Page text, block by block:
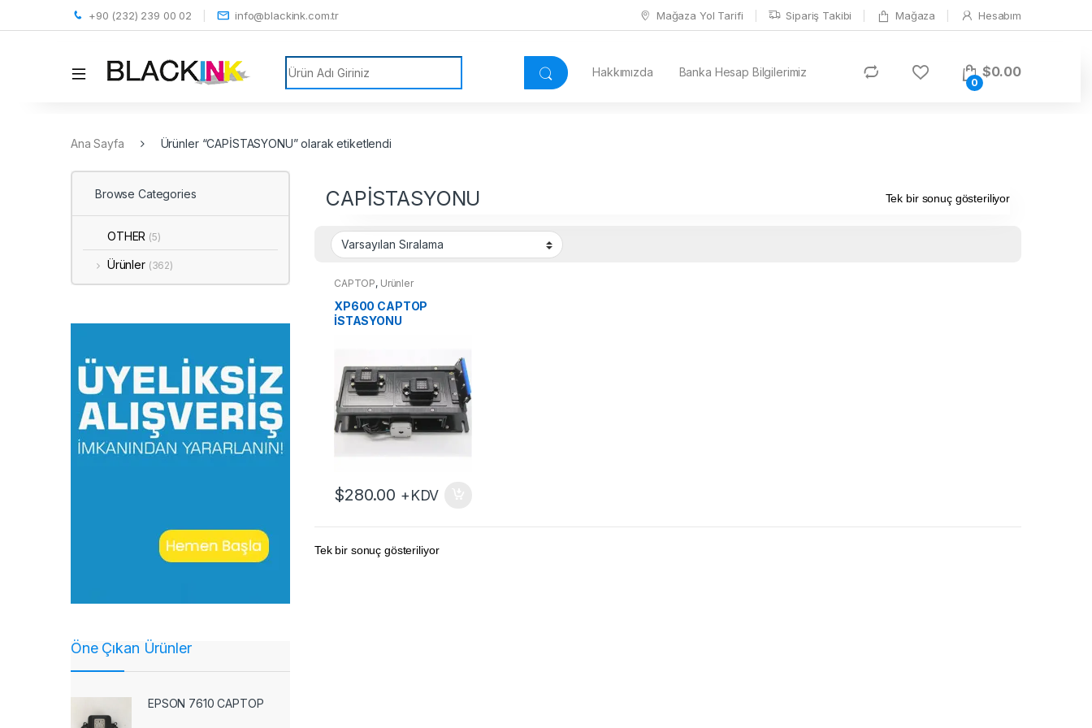
+90 (232) 239 00 02 info@blackink.com.tr Mağaza Yol Tarifi Sipariş Takibi Mağaza Hesabım
Search for:
Hakkımızda Banka Hesap Bilgilerimiz
0
$0.00
Ana Sayfa Ürünler “CAPİSTASYONU” olarak etiketlendi
CAPİSTASYONU Tek bir sonuç gösteriliyor
CAPTOP, Ürünler
XP600 CAPTOP
İSTASYONU
$280.00 +KDV
Tek bir sonuç gösteriliyor
Browse Categories
OTHER (5)
Ürünler (362)
Öne Çıkan Ürünler
EPSON 7610 CAPTOP